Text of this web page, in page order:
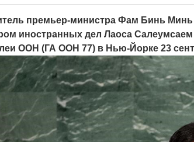
премьер-министра Фам Бинь Минь
иностранных дел Лаоса
ООН (ГА ООН 77) в Нью-Йорке 23